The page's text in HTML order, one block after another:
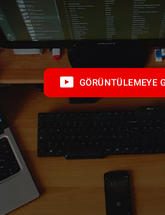
GÖRÜNTÜLEMEYE